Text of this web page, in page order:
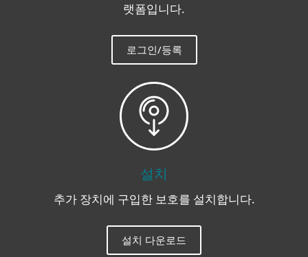
랫폼입니다.
로그인/등록
설치
추가 장치에 구입한 보호를 설치합니다.
설치 다운로드